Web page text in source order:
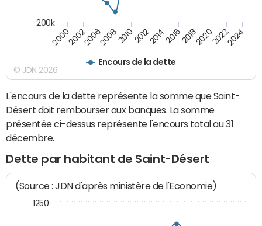
Encours de la dette
200020022006200820102012201420162018202020222024
200k
© JDN 2026
L'encours de la dette représente la somme que Saint-
Désert doit rembourser aux banques. La somme
présentée ci-dessus représente l'encours total au 31
décembre.
Dette par habitant de Saint-Désert
(Source : JDN d'après ministère de l'Economie)
1250